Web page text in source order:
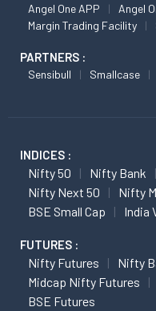
Angel One APP Angel
Margin Trading Facility
PARTNERS :
Sensibull Smallcase
INDICES :
Nifty 50 Nifty Bank
Nifty Next 50
Nifty
BSE Small Cap
India
FUTURES :
Nifty Futures
Nifty
Midcap Nifty Futures
BSE Futures